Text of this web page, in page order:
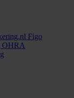
Figo
OHRA